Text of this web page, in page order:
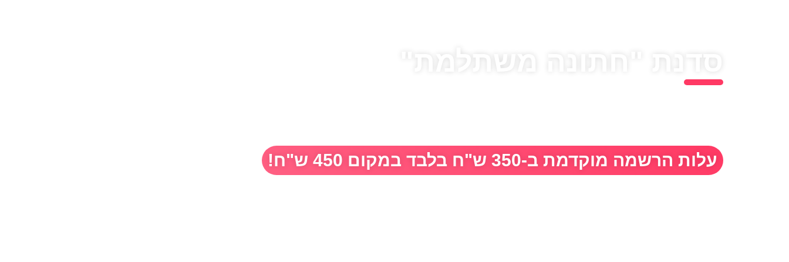
סדנת "חתונה משתלמת"
עלות הרשמה מוקדמת ב-350 ש"ח בלבד במקום 450 ש"ח!